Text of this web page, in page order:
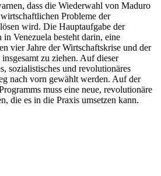
dass die Wiederwahl von Maduro
Probleme der
wird. Die Hauptaufgabe der
Venezuela besteht darin, eine
vier Jahre der Wirtschaftskrise und der
zu ziehen. Auf dieser
sozialistisches und revolutionäres
nach vorn gewählt werden. Auf der
muss eine neue, revolutionäre
die es in die Praxis umsetzen kann.